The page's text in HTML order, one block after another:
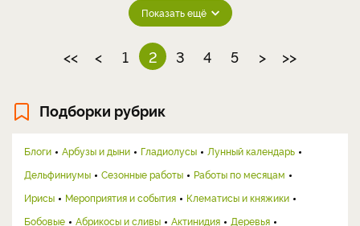
Показать ещё
<< < 1 2 3 4 5 > >>
Подборки рубрик
Блоги Арбузы и дыни Гладиолусы
Лунный календарь
Дельфиниумы
Сезонные работы
Работы по месяцам
Ирисы
Мероприятия и события
Клематисы и княжики
Бобовые
Абрикосы и сливы Актинидия Деревья